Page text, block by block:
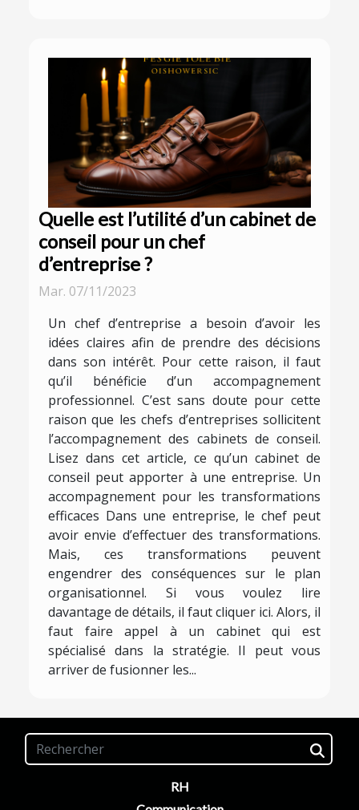
Quelle est l’utilité d’un cabinet de
conseil pour un chef
d’entreprise ?
Mar. 07/11/2023
Un chef d’entreprise a besoin d’avoir les
idées claires afin de prendre des décisions
dans son intérêt. Pour cette raison, il faut
qu’il bénéficie d’un accompagnement
professionnel. C’est sans doute pour cette
raison que les chefs d’entreprises sollicitent
l’accompagnement des cabinets de conseil.
Lisez dans cet article, ce qu’un cabinet de
conseil peut apporter à une entreprise. Un
accompagnement pour les transformations
efficaces Dans une entreprise, le chef peut
avoir envie d’effectuer des transformations.
Mais, ces transformations peuvent
engendrer des conséquences sur le plan
organisationnel. Si vous voulez lire
davantage de détails, il faut cliquer ici. Alors, il
faut faire appel à un cabinet qui est
spécialisé dans la stratégie. Il peut vous
arriver de fusionner les...
RH